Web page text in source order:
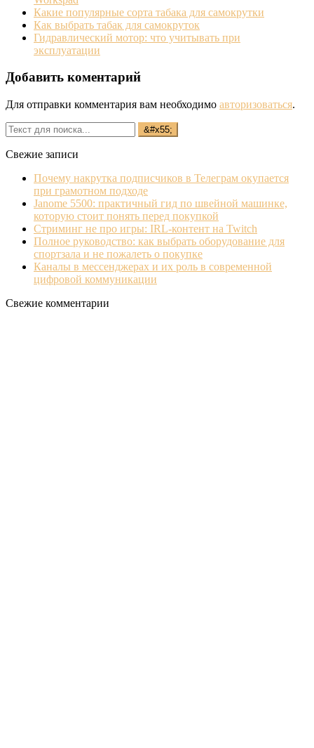
Какие популярные сорта табака для самокрутки
Как выбрать табак для самокруток
Гидравлический мотор: что учитывать при
эксплуатации
Добавить коментарий
Для отправки комментария вам необходимо авторизоваться.
Свежие записи
Почему накрутка подписчиков в Телеграм окупается
при грамотном подходе
Janome 5500: практичный гид по швейной машинке,
которую стоит понять перед покупкой
Стриминг не про игры: IRL‐контент на Twitch
Полное руководство: как выбрать оборудование для
спортзала и не пожалеть о покупке
Каналы в мессенджерах и их роль в современной
цифровой коммуникации
Свежие комментарии